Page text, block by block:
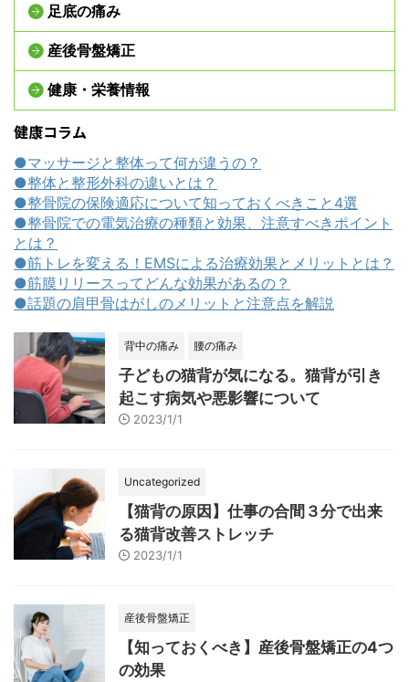
足底の痛み
産後骨盤矯正
健康・栄養情報
健康コラム
●マッサージと整体って何が違うの？
●整体と整形外科の違いとは？
●整骨院の保険適応について知っておくべきこと4選
●整骨院での電気治療の種類と効果、注意すべきポイント
とは？
●筋トレを変える！EMSによる治療効果とメリットとは？
●筋膜リリースってどんな効果があるの？
●話題の肩甲骨はがしのメリットと注意点を解説
背中の痛み 腰の痛み
子どもの猫背が気になる。猫背が引き
起こす病気や悪影響について
2023/1/1
Uncategorized
【猫背の原因】仕事の合間３分で出来
る猫背改善ストレッチ
2023/1/1
産後骨盤矯正
【知っておくべき】産後骨盤矯正の4つ
の効果